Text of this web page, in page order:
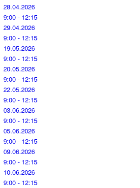
28.04.2026
9:00 - 12:15
29.04.2026
9:00 - 12:15
19.05.2026
9:00 - 12:15
20.05.2026
9:00 - 12:15
22.05.2026
9:00 - 12:15
03.06.2026
9:00 - 12:15
05.06.2026
9:00 - 12:15
09.06.2026
9:00 - 12:15
10.06.2026
9:00 - 12:15